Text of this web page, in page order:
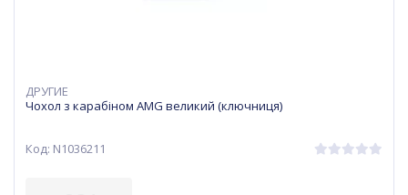
ДРУГИЕ
Чохол з карабіном AMG великий (ключниця)
Код: N1036211